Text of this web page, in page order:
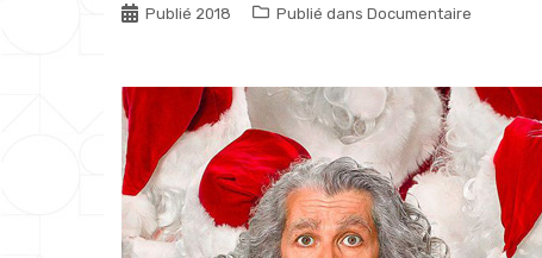
Publié 2018 Publié dans Documentaire